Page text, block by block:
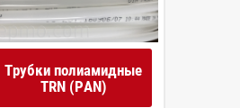
Трубки полиамидные
TRN (PAN)